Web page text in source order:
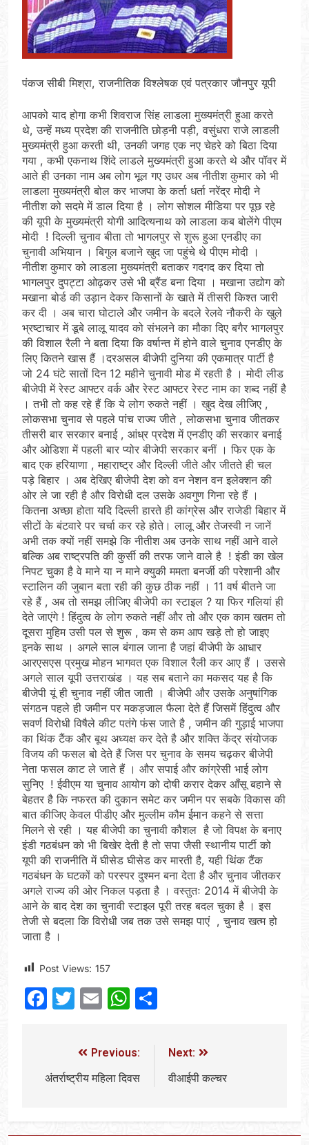
पंकज सीबी मिश्रा, राजनीतिक विश्लेषक एवं पत्रकार जौनपुर यूपी
आपको याद होगा कभी शिवराज सिंह लाडला मुख्यमंत्री हुआ करते
थे, उन्हें मध्य प्रदेश की राजनीति छोड़नी पड़ी, वसुंधरा राजे लाडली
मुख्यमंत्री हुआ करती थी, उनकी जगह एक नए चेहरे को बिठा दिया
गया , कभी एकनाथ शिंदे लाडले मुख्यमंत्री हुआ करते थे और पॉवर में
आते ही उनका नाम अब लोग भूल गए उधर अब नीतीश कुमार को भी
लाडला मुख्यमंत्री बोल कर भाजपा के कर्ता धर्ता नरेंद्र मोदी ने
नीतीश को सदमे में डाल दिया है । लोग सोशल मीडिया पर पूछ रहे
की यूपी के मुख्यमंत्री योगी आदित्यनाथ को लाडला कब बोलेंगे पीएम
मोदी ! दिल्ली चुनाव बीता तो भागलपुर से शुरू हुआ एनडीए का
चुनावी अभियान । बिगुल बजाने खुद जा पहुंचे थे पीएम मोदी ।
नीतीश कुमार को लाडला मुख्यमंत्री बताकर गदगद कर दिया तो
भागलपुर दुपट्टा ओढ़कर उसे भी ब्रैंड बना दिया । मखाना उद्योग को
मखाना बोर्ड की उड़ान देकर किसानों के खाते में तीसरी किश्त जारी
कर दी । अब चारा घोटाले और जमीन के बदले रेलवे नौकरी के खुले
भ्रष्टाचार में डूबे लालू यादव को संभलने का मौका दिए बगैर भागलपुर
की विशाल रैली ने बता दिया कि वर्षान्त में होने वाले चुनाव एनडीए के
लिए कितने खास हैं ।दरअसल बीजेपी दुनिया की एकमात्र पार्टी है
जो 24 घंटे सातों दिन 12 महीने चुनावी मोड में रहती है । मोदी लीड
बीजेपी में रेस्ट आफ्टर वर्क और रेस्ट आफ्टर रेस्ट नाम का शब्द नहीं है
। तभी तो कह रहे हैं कि ये लोग रुकते नहीं । खुद देख लीजिए ,
लोकसभा चुनाव से पहले पांच राज्य जीते , लोकसभा चुनाव जीतकर
तीसरी बार सरकार बनाई , आंध्र प्रदेश में एनडीए की सरकार बनाई
और ओडिशा में पहली बार प्योर बीजेपी सरकार बनीं । फिर एक के
बाद एक हरियाणा , महाराष्ट्र और दिल्ली जीते और जीतते ही चल
पड़े बिहार । अब देखिए बीजेपी देश को वन नेशन वन इलेक्शन की
ओर ले जा रही है और विरोधी दल उसके अवगुण गिना रहे हैं ।
कितना अच्छा होता यदि दिल्ली हारते ही कांग्रेस और राजेडी बिहार में
सीटों के बंटवारे पर चर्चा कर रहे होते। लालू और तेजस्वी न जानें
अभी तक क्यों नहीं समझे कि नीतीश अब उनके साथ नहीं आने वाले
बल्कि अब राष्ट्रपति की कुर्सी की तरफ जाने वाले है ! इंडी का खेल
निपट चुका है वे माने या न माने क्युकी ममता बनर्जी की परेशानी और
स्टालिन की जुबान बता रही की कुछ ठीक नहीं । 11 वर्ष बीतने जा
रहे हैं , अब तो समझ लीजिए बीजेपी का स्टाइल ? या फिर गलियां ही
देते जाएंगे ! हिंदुत्व के लोग रुकते नहीं और तो और एक काम खतम तो
दूसरा मुहिम उसी पल से शुरू , कम से कम आप खड़े तो हो जाइए
इनके साथ । अगले साल बंगाल जाना है जहां बीजेपी के आधार
आरएसएस प्रमुख मोहन भागवत एक विशाल रैली कर आए हैं । उससे
अगले साल यूपी उत्तराखंड । यह सब बताने का मकसद यह है कि
बीजेपी यूं ही चुनाव नहीं जीत जाती । बीजेपी और उसके अनुषांगिक
संगठन पहले ही जमीन पर मकड़जाल फैला देते हैं जिसमें हिंदुत्व और
सवर्ण विरोधी विषैले कीट पतंगे फंस जाते है , जमीन की गुड़ाई भाजपा
का थिंक टैंक और बूथ अध्यक्ष कर देते है और शक्ति केंद्र संयोजक
विजय की फसल बो देते हैं जिस पर चुनाव के समय चढ़कर बीजेपी
नेता फसल काट ले जाते हैं । और सपाई और कांग्रेसी भाई लोग
सुनिए ! ईवीएम या चुनाव आयोग को दोषी करार देकर आँसू बहाने से
बेहतर है कि नफरत की दुकान समेट कर जमीन पर सबके विकास की
बात कीजिए केवल पीडीए और मुल्लीम कौम ईमान कहने से सत्ता
मिलने से रही । यह बीजेपी का चुनावी कौशल है जो विपक्ष के बनाए
इंडी गठबंधन को भी बिखेर देती है तो सपा जैसी स्थानीय पार्टी को
यूपी की राजनीति में घीसेड घीसेड कर मारती है, यही थिंक टैंक
गठबंधन के घटकों को परस्पर दुश्मन बना देता है और चुनाव जीतकर
अगले राज्य की ओर निकल पड़ता है । वस्तुतः 2014 में बीजेपी के
आने के बाद देश का चुनावी स्टाइल पूरी तरह बदल चुका है । इस
तेजी से बदला कि विरोधी जब तक उसे समझ पाएं , चुनाव खत्म हो
जाता है ।
Post Views: 157
Facebook
Twitter
EmailWhatsApp
Previous:
अंतर्राष्ट्रीय महिला दिवस
Next:
वीआईपी कल्चर